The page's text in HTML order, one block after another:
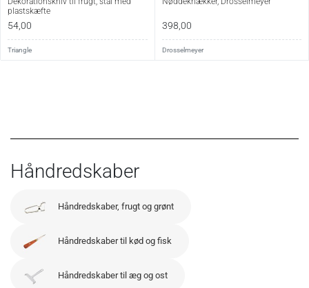
plastskæfte
54,00
Triangle
398,00
Drosselmeyer
Håndredskaber
Håndredskaber, frugt og grønt
Håndredskaber til kød og fisk
Håndredskaber til æg og ost